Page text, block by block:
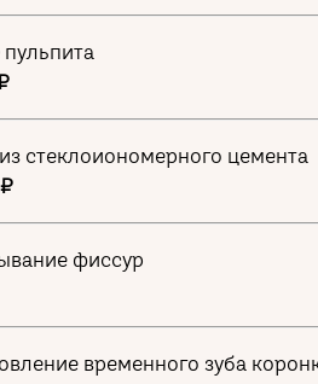
стеклоиономерного цемента
фиссур
временного зуба